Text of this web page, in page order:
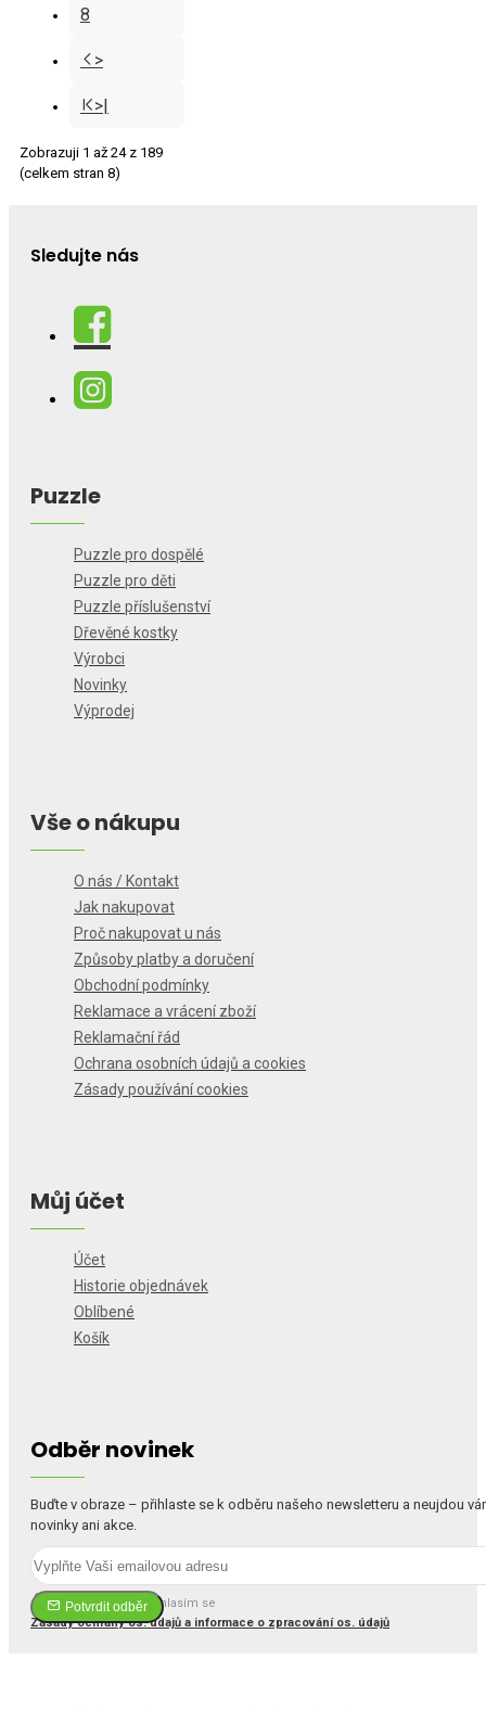
8
>
>|
Zobrazuji 1 až 24 z 189
(celkem stran 8)
Sledujte nás
Puzzle
Puzzle pro dospělé
Puzzle pro děti
Puzzle příslušenství
Dřevěné kostky
Výrobci
Novinky
Výprodej
Vše o nákupu
O nás / Kontakt
Jak nakupovat
Proč nakupovat u nás
Způsoby platby a doručení
Obchodní podmínky
Reklamace a vrácení zboží
Reklamační řád
Ochrana osobních údajů a cookies
Zásady používání cookies
Můj účet
Účet
Historie objednávek
Oblíbené
Košík
Odběr novinek
Buďte v obraze – přihlaste se k odběru našeho newsletteru a neujdou
novinky ani akce.
Potvrdit odběr
Četl(a) jsem a souhlasím se
Zásady ochrany os. údajů a informace o zpracování os. údajů